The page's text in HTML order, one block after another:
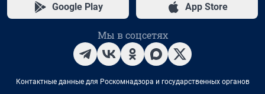
Google Play App Store
Мы в соцсетях
Контактные данные для Роскомнадзора и государственных органов